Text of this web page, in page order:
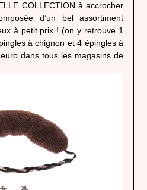
COLLECTION à accrocher
d’un bel assortiment
à petit prix ! (on y retrouve 1
à chignon et 4 épingles à
dans tous les magasins de